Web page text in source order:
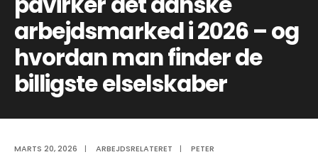
arbejdsmarked i 2026 – og
hvordan man finder de
billigste elselskaber
MARTS 20, 2026 | ARBEJDSRELATERET | PETER